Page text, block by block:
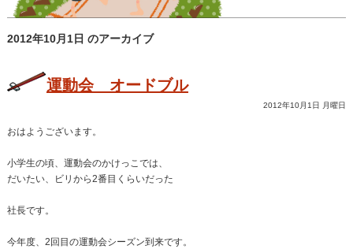
2012年10月1日 のアーカイブ
運動会 オードブル
2012年10月1日 月曜日
おはようございます。
小学生の頃、運動会のかけっこでは、
だいたい、ビリから2番目くらいだった
社長です。
今年度、2回目の運動会シーズン到来です。